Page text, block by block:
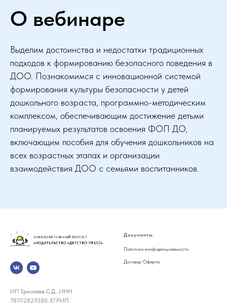
О вебинаре
Выделим достоинства и недостатки традиционных
подходов к формированию безопасного поведения в
ДОО. Познакомимся с инновационной системой
формирования культуры безопасности у детей
дошкольного возраста, программно-методическим
комплексом, обеспечивающим достижение детьми
планируемых результатов освоения ФОП ДО,
включающим пособия для обучения дошкольников на
всех возрастных этапах и организации
взаимодействия ДОО с семьями воспитанников.
ИП Ермолаев С.Д., ИНН
781112829380, ЕГРИП
Документы
Политика конфиденциальности
Договор Оферта